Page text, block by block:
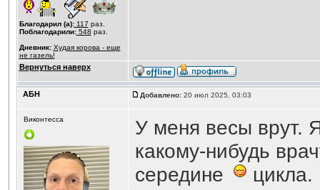
Благодарил (а):117 раз.
Поблагодарили:548 раз.
Дневник: Худая корова - еще
не газель!
Вернуться наверх
АБН Добавлено:20 июл 2025, 03:03
Виконтесса
У меня весы врут.
какому-нибудь
середине
цикла.